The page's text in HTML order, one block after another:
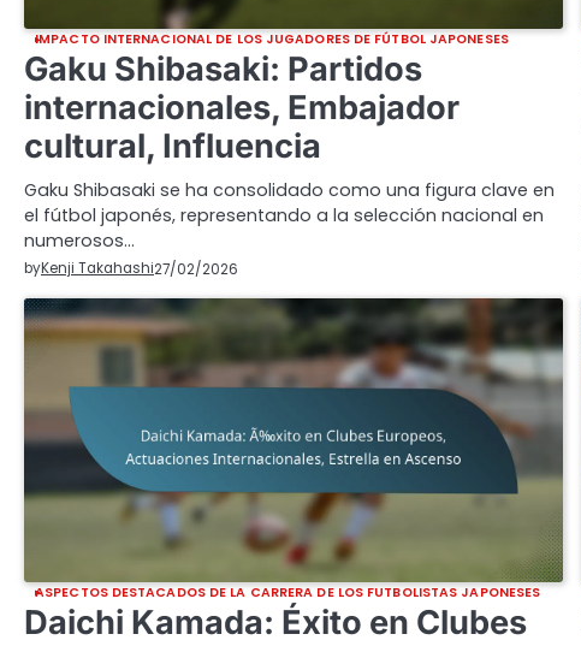
IMPACTO INTERNACIONAL DE LOS JUGADORES DE FÚTBOL JAPONESES
Gaku Shibasaki: Partidos
internacionales, Embajador
cultural, Influencia
Gaku Shibasaki se ha consolidado como una figura clave en
el fútbol japonés, representando a la selección nacional en
numerosos…
byKenji Takahashi27/02/2026
ASPECTOS DESTACADOS DE LA CARRERA DE LOS FUTBOLISTAS JAPONESES
Daichi Kamada: Éxito en Clubes